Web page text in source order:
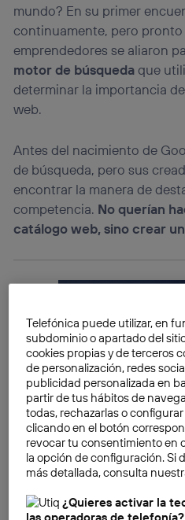
mundo? En su primer
continuamente, pero pronto
emprendedores se aliaron
motor de búsquedaque
determinar la importancia
web.
Antes del nacimiento de
de búsqueda, pero sus
encontrar la manera de
competencia. No querían
catálogo web, sino crear
Telefónica puede utilizar, en
subdominio o apartado del
cookies propias y de terceros
de personalización, redes
publicidad personalizada en
partir de tus hábitos de
todas, rechazarlas o
clicando en el botón
revocar tu consentimiento en
la opción de configuración. Si
más detallada, consulta
¿Quieres activar la
las operadoras de telefonía?